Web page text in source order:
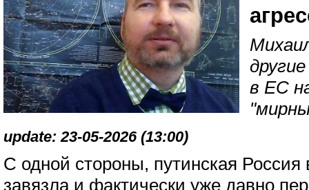
в ЕС
update: 23-05-2026 (13:00)
С одной стороны, путинская Россия
завязла и фактически уже давно